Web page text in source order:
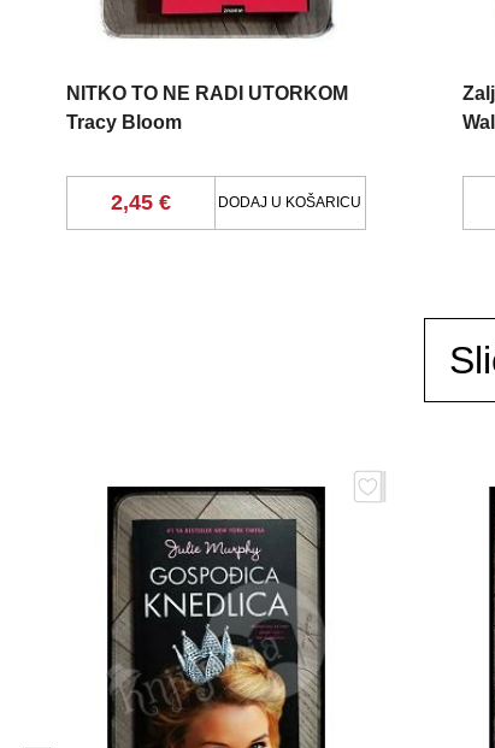
NITKO TO NE RADI UTORKOM
Tracy Bloom
2,45 € DODAJ U KOŠARICU
Wall